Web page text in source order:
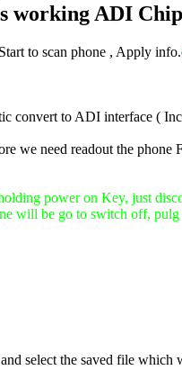
working ADI
to scan phone , Apply
convert to ADI interface (
we need readout the phone
power on Key, just
will be go to switch off, pulg
select the saved file